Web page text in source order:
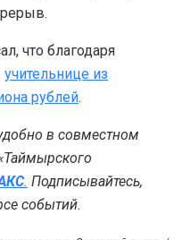
что благодаря
учительнице из
рублей.
в совместном
. Подписывайтесь,
событий.